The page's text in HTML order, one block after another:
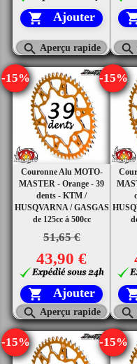
 Ajouter
 Aperçu rapide 
Couronne Alu MOTO-
MASTER - Orange - 39
dents - KTM /
HUSQVARNA / GASGAS
de 125cc à 500cc
51,65 €
-15%
43,90 €
 Ajouter
 Aperçu rapide
-15%

-15% -15%